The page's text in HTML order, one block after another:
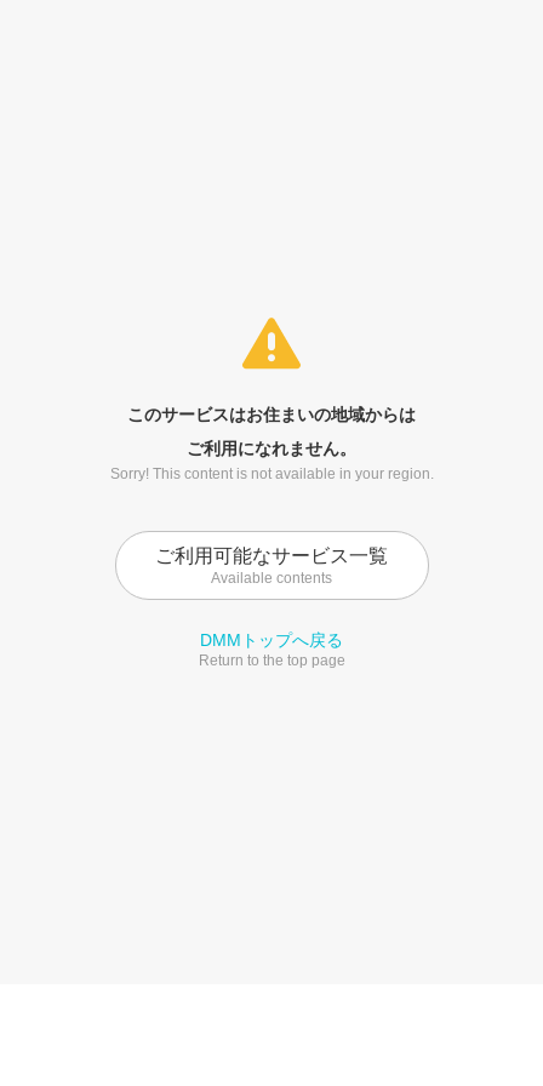
このサービスはお住まいの地域からは
ご利用になれません。
Sorry! This content is not available in your region.
ご利用可能なサービス一覧
Available contents
DMMトップへ戻る
Return to the top page